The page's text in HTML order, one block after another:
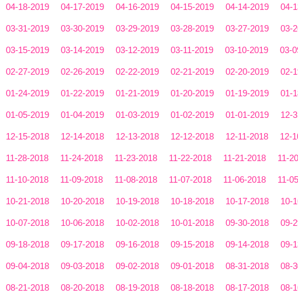
04-18-2019 04-17-2019 04-16-2019 04-15-2019 04-14-2019 04-
03-31-2019 03-30-2019 03-29-2019 03-28-2019 03-27-2019 03-
03-15-2019 03-14-2019 03-12-2019 03-11-2019 03-10-2019 03-
02-27-2019 02-26-2019 02-22-2019 02-21-2019 02-20-2019 02-
01-24-2019 01-22-2019 01-21-2019 01-20-2019 01-19-2019 01-
01-05-2019 01-04-2019 01-03-2019 01-02-2019 01-01-2019 12-
12-15-2018 12-14-2018 12-13-2018 12-12-2018 12-11-2018 12-
11-28-2018 11-24-2018 11-23-2018 11-22-2018 11-21-2018 11-
11-10-2018 11-09-2018 11-08-2018 11-07-2018 11-06-2018 11-
10-21-2018 10-20-2018 10-19-2018 10-18-2018 10-17-2018 10-
10-07-2018 10-06-2018 10-02-2018 10-01-2018 09-30-2018 09-
09-18-2018 09-17-2018 09-16-2018 09-15-2018 09-14-2018 09-
09-04-2018 09-03-2018 09-02-2018 09-01-2018 08-31-2018 08-
08-21-2018 08-20-2018 08-19-2018 08-18-2018 08-17-2018 08-